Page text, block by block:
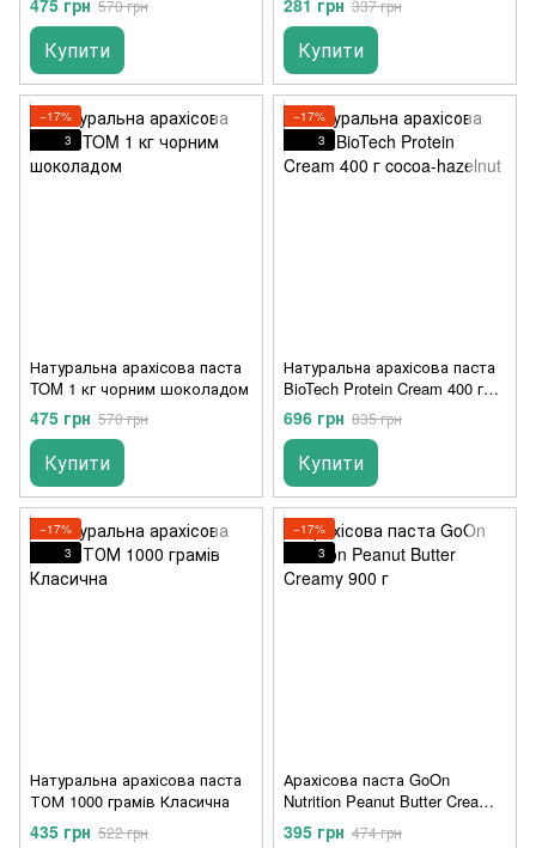
475 грн 570 грн
Купити
281 грн 337 грн
Купити
−17%
3
Натуральна арахісова паста
TOM 1 кг чорним шоколадом
475 грн 570 грн
Купити
−17%
3
Натуральна арахісова паста
BioTech Protein Cream 400 г
cocoa-hazelnut
696 грн 835 грн
Купити
−17%
3
Натуральна арахісова паста
ТОМ 1000 грамів Класична
435 грн 522 грн
−17%
3
Арахісова паста GoOn
Nutrition Peanut Butter Creamy
900 г
395 грн 474 грн